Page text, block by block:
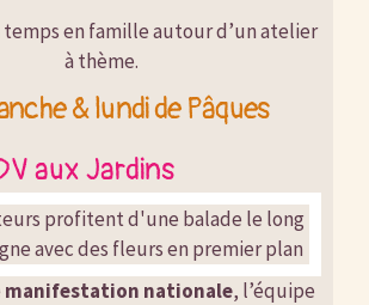
temps en famille autour d’un atelier
à thème.
& lundi de Pâques
aux Jardins
manifestation nationale, l’équipe